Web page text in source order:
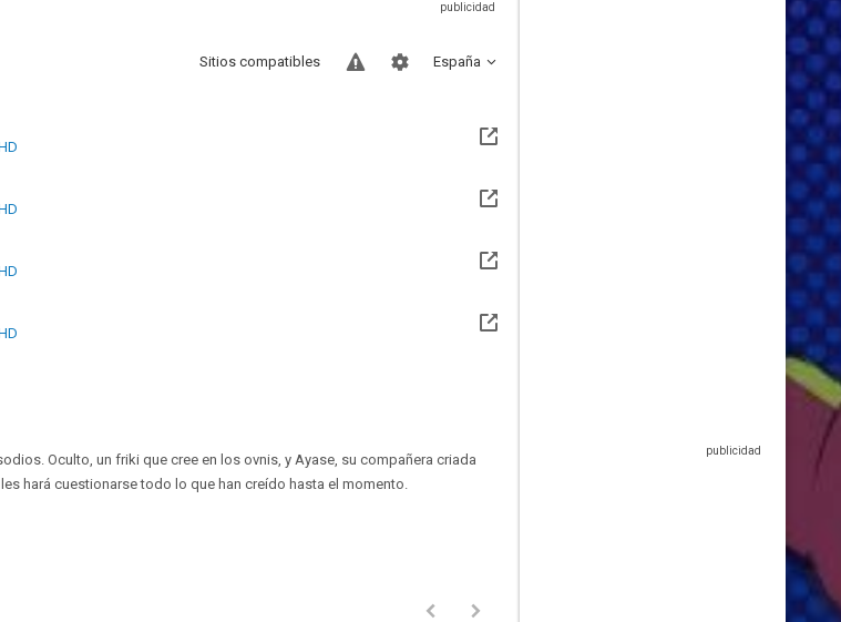
España
Sitios compatibles
Oculto, un friki que cree en los ovnis, y Ayase, su compañera criada
hará cuestionarse todo lo que han creído hasta el momento.